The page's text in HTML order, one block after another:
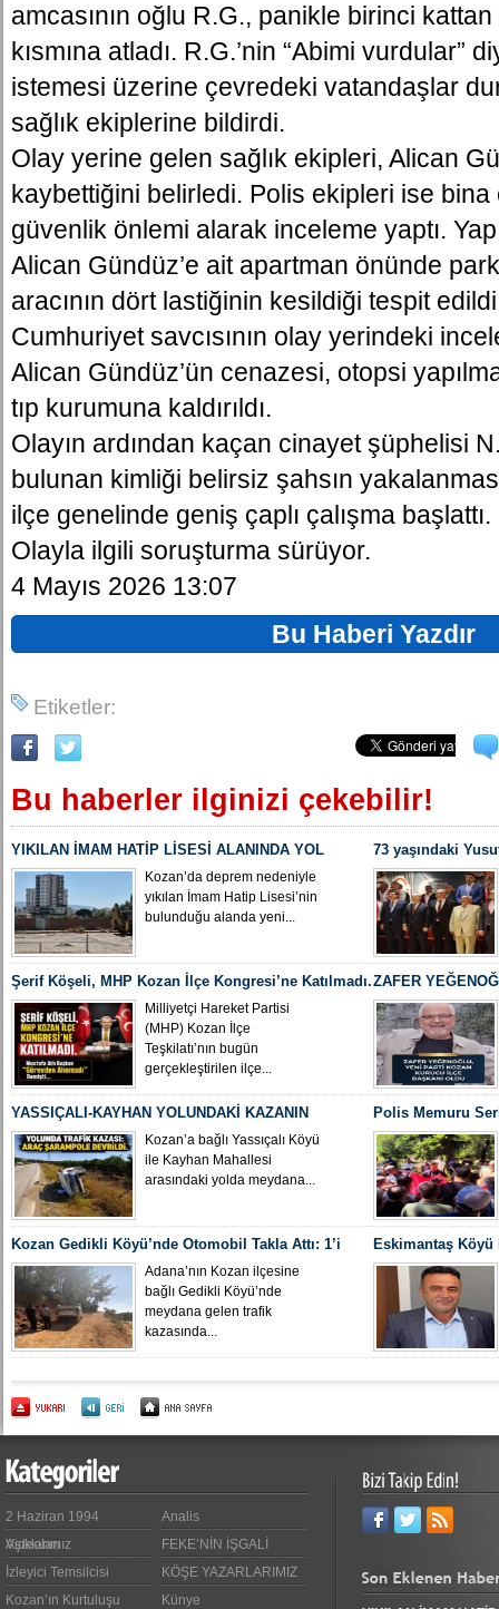
amcasının oğlu R.G., panikle birinci
kısmına atladı. R.G.’nin “Abimi vurdular”
istemesi üzerine çevredeki vatandaşlar
sağlık ekiplerine bildirdi.
Olay yerine gelen sağlık ekipleri, Alican
kaybettiğini belirledi. Polis ekipleri ise
güvenlik önlemi alarak inceleme yaptı.
Alican Gündüz’e ait apartman önünde
aracının dört lastiğinin kesildiği tespit
Cumhuriyet savcısının olay yerindeki
Alican Gündüz’ün cenazesi, otopsi
tıp kurumuna kaldırıldı.
Olayın ardından kaçan cinayet şüphelisi
bulunan kimliği belirsiz şahsın
ilçe genelinde geniş çaplı çalışma başlattı.
Olayla ilgili soruşturma sürüyor.
4 Mayıs 2026 13:07
Bu Haberi Yazdır
Etiketler:
Bu haberler ilginizi çekebilir!
YIKILAN İMAM HATİP LİSESİ ALANINDA YOL
ÇALIŞMASI BAŞLADIKozan’da deprem nedeniyle
yıkılan İmam Hatip Lisesi’nin
bulunduğu alanda yeni...
73 yaşındaki
Yeniden MHP
Şerif Köşeli, MHP Kozan İlçe Kongresi’ne Katılmadı.
Milliyetçi Hareket Partisi
(MHP) Kozan İlçe
Teşkilatı’nın bugün
gerçekleştirilen ilçe...
ZAFER
İLÇE BAŞKANI
YASSIÇALI-KAYHAN YOLUNDAKİ KAZANIN
KAMERA GÖRÜNTÜLERİ ORTAYA ÇIKTI
Kozan’a bağlı Yassıçalı Köyü
ile Kayhan Mahallesi
arasındaki yolda meydana...
Polis Memuru
Uğurlandı
Kozan Gedikli Köyü’nde Otomobil Takla Attı: 1’i
Bebek 6 Kişi YaralandıAdana’nın Kozan ilçesine
bağlı Gedikli Köyü’nde
meydana gelen trafik
kazasında...
Eskimantaş Köyü
gördüğü
2 Haziran 1994
Videoları
Analis
Aşıklarımız
FEKE’NİN İŞGALİ
İzleyici Temsilcisi
KÖŞE YAZARLARIMIZ
Kozan’ın Kurtuluşu
Künye